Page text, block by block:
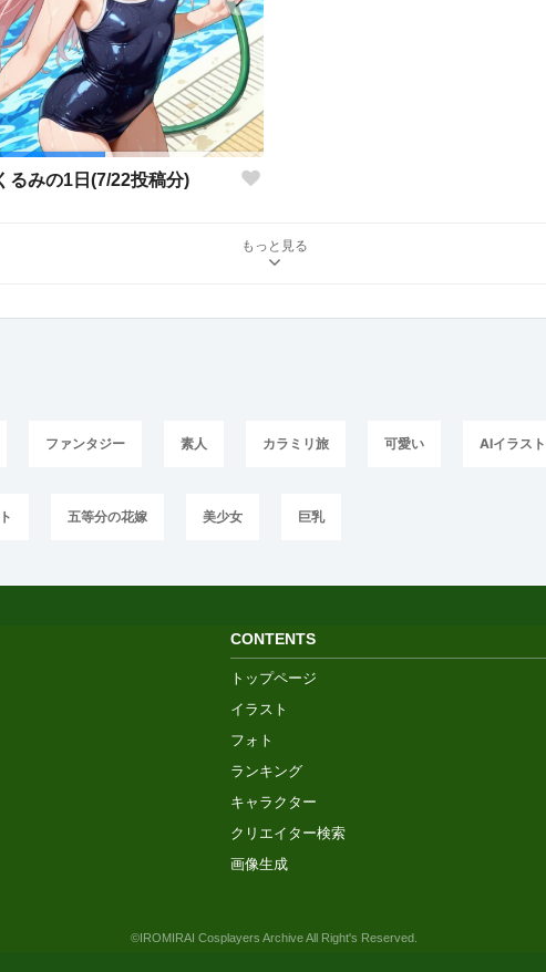
るみの1日(7/22投稿分)
もっと見る
ファンタジー 素人 カラミリ旅 可愛い AIイラスト
五等分の花嫁 美少女 巨乳
CONTENTS
トップページ
イラスト
フォト
ランキング
キャラクター
クリエイター検索
画像生成
©IROMIRAI Cosplayers Archive All Right's Reserved.